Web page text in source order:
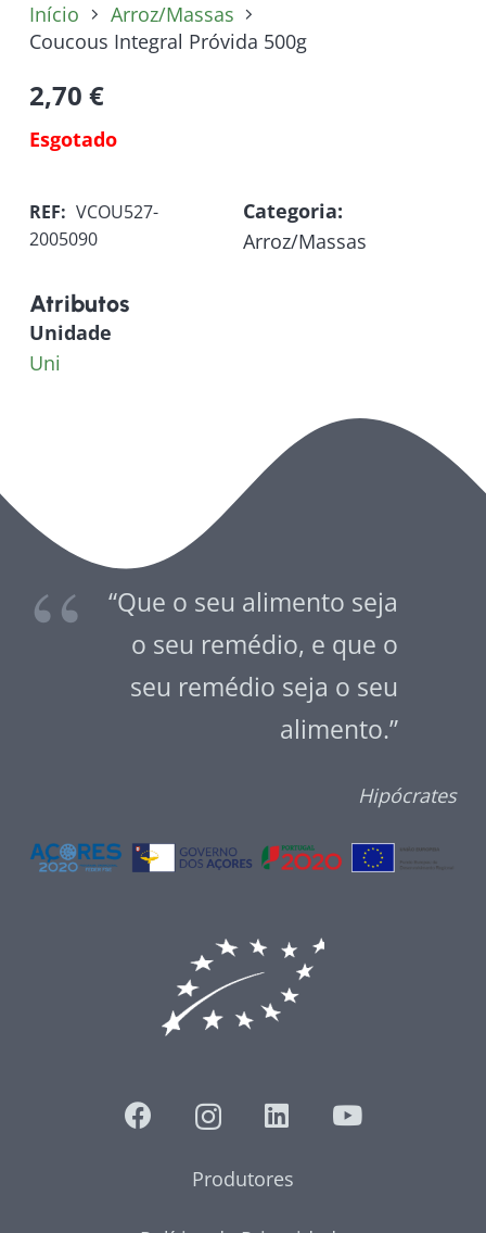
Início
Arroz/Massas
Coucous Integral Próvida 500g
2,70 €
Esgotado
REF: VCOU527-
2005090
Categoria:
Arroz/Massas
Atributos
Unidade
Uni
“Que o seu alimento seja
o seu remédio, e que o
seu remédio seja o seu
alimento.”
Hipócrates
Produtores